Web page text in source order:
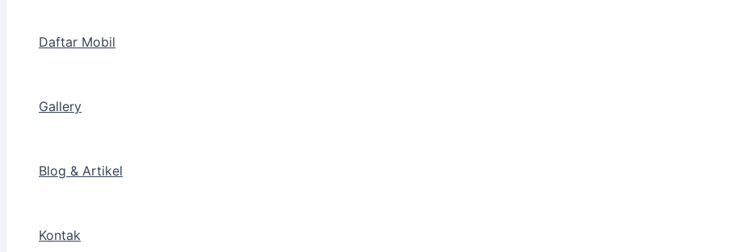
Daftar Mobil
Gallery
Blog & Artikel
Kontak